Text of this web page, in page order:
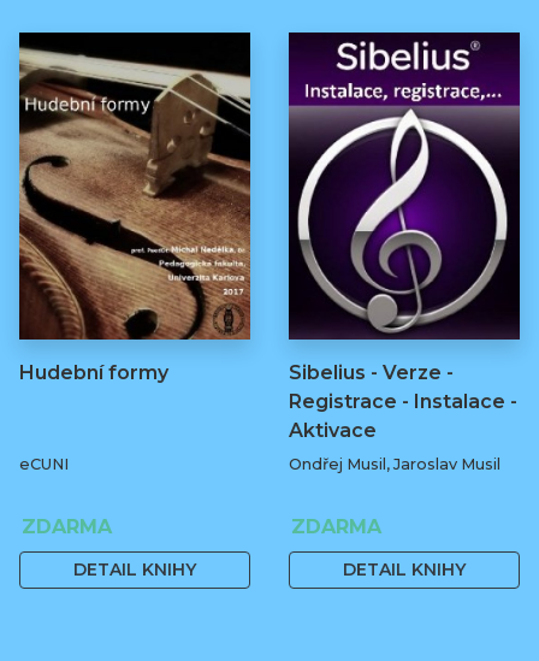
Hudební formy
eCUNI
ZDARMA
DETAIL KNIHY
Sibelius - Verze -
Registrace - Instalace -
Aktivace
Ondřej Musil, Jaroslav Musil
ZDARMA
DETAIL KNIHY